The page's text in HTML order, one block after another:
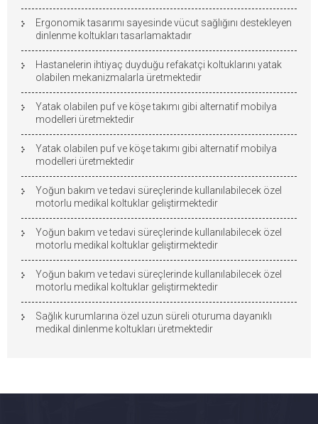
Ergonomik tasarımı sayesinde vücut sağlığını destekleyen
dinlenme koltukları tasarlamaktadır
Hastanelerin ihtiyaç duyduğu refakatçi koltuklarını yatak
olabilen mekanizmalarla üretmektedir
Yatak olabilen puf ve köşe takımı gibi alternatif mobilya
modelleri üretmektedir
Yatak olabilen puf ve köşe takımı gibi alternatif mobilya
modelleri üretmektedir
Yoğun bakım ve tedavi süreçlerinde kullanılabilecek özel
motorlu medikal koltuklar geliştirmektedir
Yoğun bakım ve tedavi süreçlerinde kullanılabilecek özel
motorlu medikal koltuklar geliştirmektedir
Yoğun bakım ve tedavi süreçlerinde kullanılabilecek özel
motorlu medikal koltuklar geliştirmektedir
Sağlık kurumlarına özel uzun süreli oturuma dayanıklı
medikal dinlenme koltukları üretmektedir